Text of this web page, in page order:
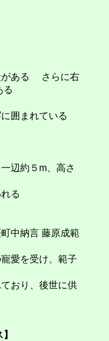
がある さらに右
る
囲まれている
辺約５m、高さ
る
中納言 藤原成範
愛を受け、範子
おり、後世に供